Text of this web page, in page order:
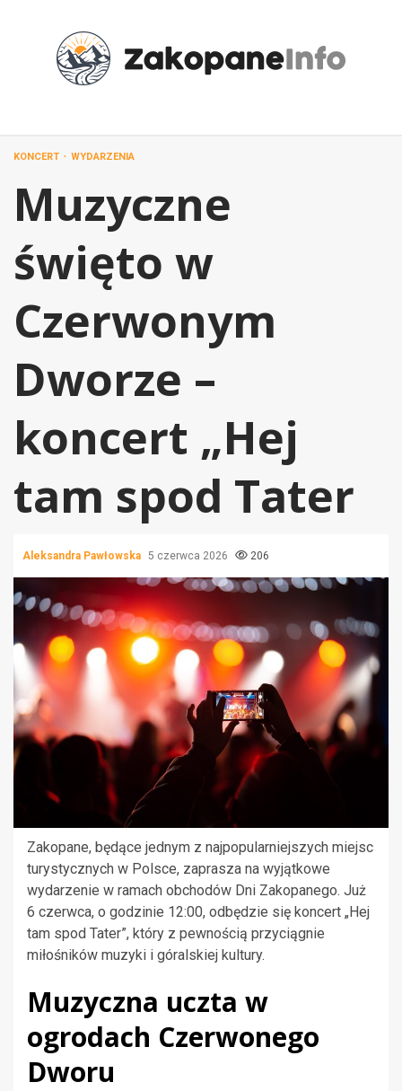
KONCERT WYDARZENIA
Muzyczne
święto w
Czerwonym
Dworze –
koncert „Hej
tam spod Tater
Aleksandra Pawłowska 5 czerwca 2026 206
Zakopane, będące jednym z najpopularniejszych miejsc
turystycznych w Polsce, zaprasza na wyjątkowe
wydarzenie w ramach obchodów Dni Zakopanego. Już
6 czerwca, o godzinie 12:00, odbędzie się koncert „Hej
tam spod Tater”, który z pewnością przyciągnie
miłośników muzyki i góralskiej kultury.
Muzyczna uczta w
ogrodach Czerwonego
Dworu